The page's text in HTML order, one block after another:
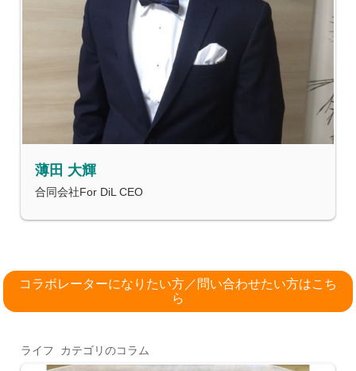
薄田 大輝
合同会社For DiL CEO
コラボレーターになりたい方／問い合わせたい方はこち
ら
ライフ カテゴリのコラム